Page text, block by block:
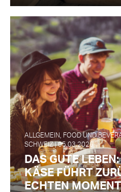
ALLGEMEIN, FOOD UND
SCHWEIZ | 05.03.2026
DAS GUTE
KÄSE FÜHRT
ECHTEN